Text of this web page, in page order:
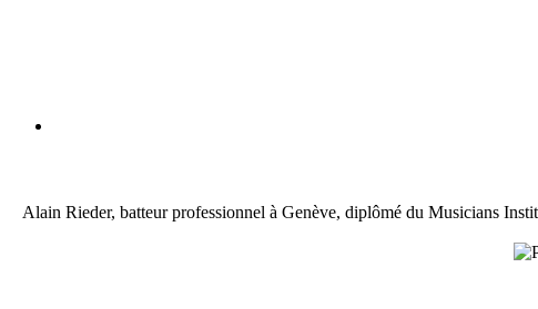
Alain Rieder, batteur professionnel à Genève, diplômé du Musicians